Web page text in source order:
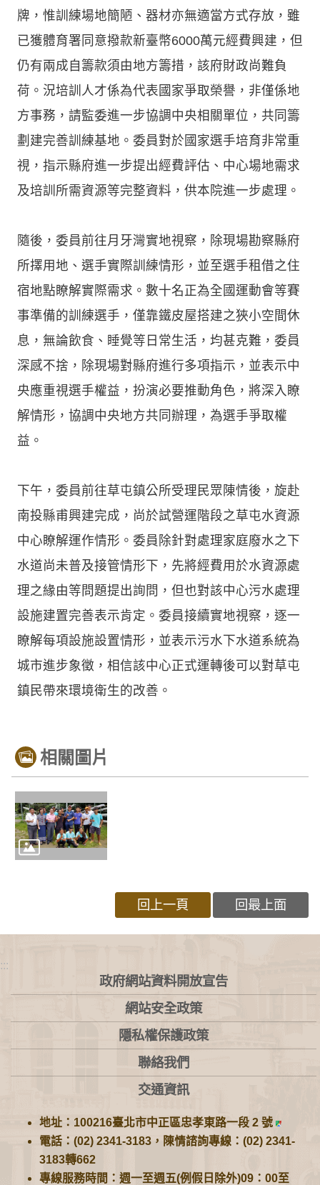
牌，惟訓練場地簡陋、器材亦無適當方式存放，雖
已獲體育署同意撥款新臺幣6000萬元經費興建，但
仍有兩成自籌款須由地方籌措，該府財政尚難負
荷。況培訓人才係為代表國家爭取榮譽，非僅係地
方事務，請監委進一步協調中央相關單位，共同籌
劃建完善訓練基地。委員對於國家選手培育非常重
視，指示縣府進一步提出經費評估、中心場地需求
及培訓所需資源等完整資料，供本院進一步處理。
隨後，委員前往月牙灣實地視察，除現場勘察縣府
所擇用地、選手實際訓練情形，並至選手租借之住
宿地點瞭解實際需求。數十名正為全國運動會等賽
事準備的訓練選手，僅靠鐵皮屋搭建之狹小空間休
息，無論飲食、睡覺等日常生活，均甚克難，委員
深感不捨，除現場對縣府進行多項指示，並表示中
央應重視選手權益，扮演必要推動角色，將深入瞭
解情形，協調中央地方共同辦理，為選手爭取權
益。
下午，委員前往草屯鎮公所受理民眾陳情後，旋赴
南投縣甫興建完成，尚於試營運階段之草屯水資源
中心瞭解運作情形。委員除針對處理家庭廢水之下
水道尚未普及接管情形下，先將經費用於水資源處
理之緣由等問題提出詢問，但也對該中心污水處理
設施建置完善表示肯定。委員接續實地視察，逐一
瞭解每項設施設置情形，並表示污水下水道系統為
城市進步象徵，相信該中心正式運轉後可以對草屯
鎮民帶來環境衛生的改善。
相關圖片
回上一頁 回最上面
:::
政府網站資料開放宣告
網站安全政策
隱私權保護政策
聯絡我們
交通資訊
地址：100216臺北市中正區忠孝東路一段 2 號
電話：(02) 2341-3183，陳情諮詢專線：(02) 2341-
3183轉662
專線服務時間：週一至週五(例假日除外)09：00至